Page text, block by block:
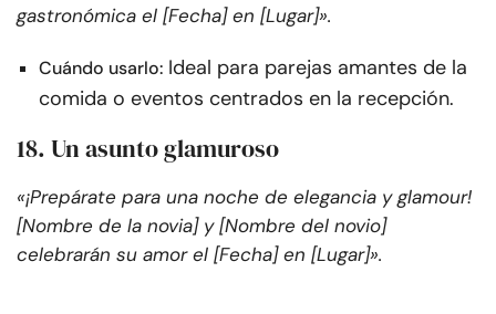
gastronómica el [Fecha] en [Lugar]».
Cuándo usarlo: Ideal para parejas amantes de la
comida o eventos centrados en la recepción.
18. Un asunto glamuroso
«¡Prepárate para una noche de elegancia y glamour!
[Nombre de la novia] y [Nombre del novio]
celebrarán su amor el [Fecha] en [Lugar]».